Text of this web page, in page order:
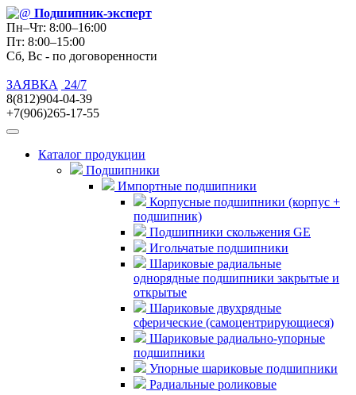
Подшипник-эксперт
Пн–Чт: 8:00–16:00
Пт: 8:00–15:00
Сб, Вс - по договоренности
ЗАЯВКА
24/7
8(812)904-04-39
+7(906)265-17-55
Каталог продукции
Подшипники
Импортные подшипники
Корпусные подшипники (корпус +
подшипник)
Подшипники скольжения GE
Игольчатые подшипники
Шариковые радиальные
однорядные подшипники закрытые и
открытые
Шариковые двухрядные
сферические (самоцентрирующиеся)
Шариковые радиально-упорные
подшипники
Упорные шариковые подшипники
Радиальные роликовые